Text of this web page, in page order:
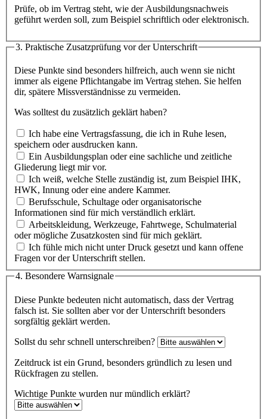
Prüfe, ob im Vertrag steht, wie der Ausbildungsnachweis
geführt werden soll, zum Beispiel schriftlich oder elektronisch.
3. Praktische Zusatzprüfung vor der Unterschrift
Diese Punkte sind besonders hilfreich, auch wenn sie nicht
immer als eigene Pflichtangabe im Vertrag stehen. Sie helfen
dir, spätere Missverständnisse zu vermeiden.
Was solltest du zusätzlich geklärt haben?
Ich habe eine Vertragsfassung, die ich in Ruhe lesen,
speichern oder ausdrucken kann.
Ein Ausbildungsplan oder eine sachliche und zeitliche
Gliederung liegt mir vor.
Ich weiß, welche Stelle zuständig ist, zum Beispiel IHK,
HWK, Innung oder eine andere Kammer.
Berufsschule, Schultage oder organisatorische
Informationen sind für mich verständlich erklärt.
Arbeitskleidung, Werkzeuge, Fahrtwege, Schulmaterial
oder mögliche Zusatzkosten sind für mich geklärt.
Ich fühle mich nicht unter Druck gesetzt und kann offene
Fragen vor der Unterschrift stellen.
4. Besondere Warnsignale
Diese Punkte bedeuten nicht automatisch, dass der Vertrag
falsch ist. Sie sollten aber vor der Unterschrift besonders
sorgfältig geklärt werden.
Sollst du sehr schnell unterschreiben?
Zeitdruck ist ein Grund, besonders gründlich zu lesen und
Rückfragen zu stellen.
Wichtige Punkte wurden nur mündlich erklärt?